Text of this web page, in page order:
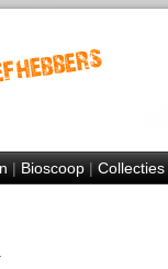
|Bioscoop|Collecties